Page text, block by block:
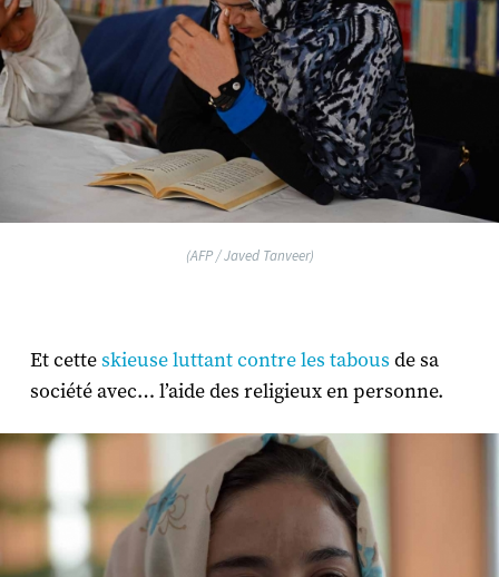
(AFP / Javed Tanveer)
Et cetteskieuse luttant contre les tabous de sa
société avec… l’aide des religieux en personne.